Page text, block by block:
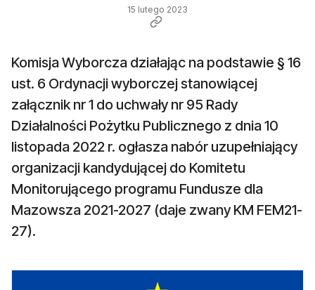
15 lutego 2023
Komisja Wyborcza działając na podstawie § 16
ust. 6 Ordynacji wyborczej stanowiącej
załącznik nr 1 do uchwały nr 95 Rady
Działalności Pożytku Publicznego z dnia 10
listopada 2022 r. ogłasza nabór uzupełniający
organizacji kandydującej do Komitetu
Monitorującego programu Fundusze dla
Mazowsza 2021-2027 (daje zwany KM FEM21-
27).